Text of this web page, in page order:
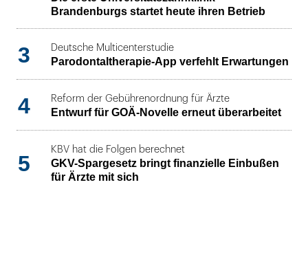
Brandenburgs startet heute ihren Betrieb
3 Deutsche Multicenterstudie
Parodontaltherapie-App verfehlt Erwartungen
4 Reform der Gebührenordnung für Ärzte
Entwurf für GOÄ-Novelle erneut überarbeitet
5
KBV hat die Folgen berechnet
GKV-Spargesetz bringt finanzielle Einbußen
für Ärzte mit sich